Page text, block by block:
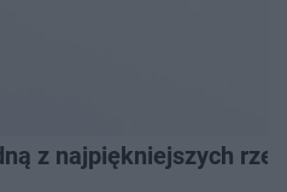
z najpiękniejszych